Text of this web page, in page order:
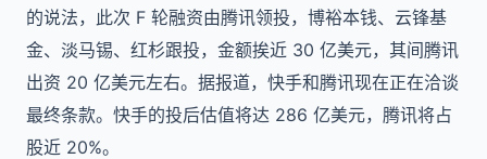
的说法，此次 F 轮融资由腾讯领投，博裕本钱、云锋基
金、淡马锡、红杉跟投，金额挨近 30 亿美元，其间腾讯
出资 20 亿美元左右。据报道，快手和腾讯现在正在洽谈
最终条款。快手的投后估值将达 286 亿美元，腾讯将占
股近 20%。